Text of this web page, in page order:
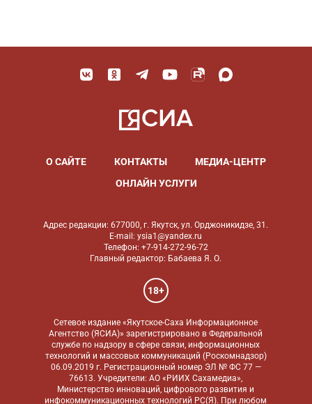
О САЙТЕ КОНТАКТЫ
МЕДИА-ЦЕНТР
ОНЛАЙН УСЛУГИ
Адрес редакции: 677000, г. Якутск, ул. Орджоникидзе, 31.
E-mail: ysia1@yandex.ru
Телефон: +7-914-272-96-72
Главный редактор: Бабаева Я. О.
18+
Сетевое издание «Якутское-Саха Информационное
Агентство (ЯСИА)» зарегистрировано в Федеральной
службе по надзору в сфере связи, информационных
технологий и массовых коммуникаций (Роскомнадзор)
06.09.2019 г. Регистрационный номер ЭЛ № ФС 77 —
76613. Учредители: АО «РИИХ Сахамедиа»,
Министерство инноваций, цифрового развития и
инфокоммуникационных технологий РС(Я). При любом